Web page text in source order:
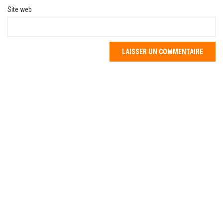
Site web